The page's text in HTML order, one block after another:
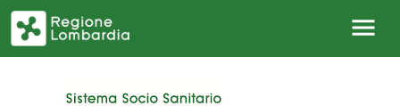
Salta al contenuto principale